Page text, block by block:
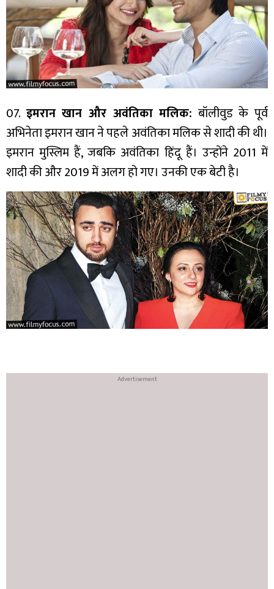
07. इमरान खान और अवंतिका मलिक: बॉलीवुड के पूर्व
अभिनेता इमरान खान ने पहले अवंतिका मलिक से शादी की थी।
इमरान मुस्लिम हैं, जबकि अवंतिका हिंदू हैं। उन्होंने 2011 में
शादी की और 2019 में अलग हो गए। उनकी एक बेटी है।